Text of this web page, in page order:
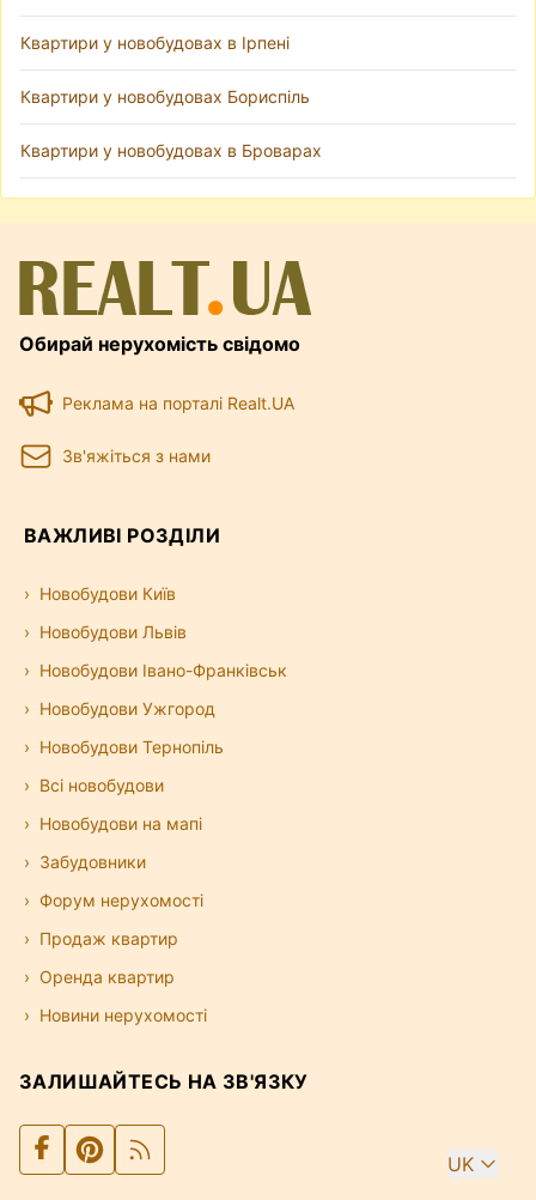
Квартири у новобудовах в Ірпені
Квартири у новобудовах Бориспіль
Квартири у новобудовах в Броварах
Обирай нерухомість свідомо
Реклама на порталі Realt.UA
Зв'яжіться з нами
ВАЖЛИВІ РОЗДІЛИ
Новобудови Київ
Новобудови Львів
Новобудови Івано-Франківськ
Новобудови Ужгород
Новобудови Тернопіль
Всі новобудови
Новобудови на мапі
Забудовники
Форум нерухомості
Продаж квартир
Оренда квартир
Новини нерухомості
ЗАЛИШАЙТЕСЬ НА ЗВ'ЯЗКУ
UK